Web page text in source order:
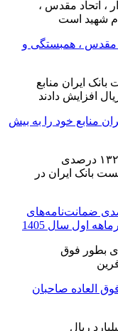
مقدس ، همبستگی و
منابع خود را به بیش
درصدی منابع و ۱۳۲ درصدی ضمانت‌نامه‌های
اول سال 1405
العاده صاحبان